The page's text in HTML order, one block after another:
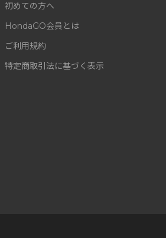
初めての方へ
HondaGO会員とは
ご利用規約
特定商取引法に基づく表示